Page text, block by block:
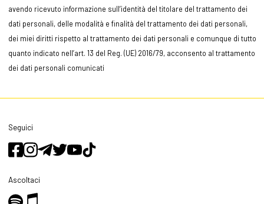
avendo ricevuto informazione sull’identità del titolare del trattamento dei
dati personali, delle modalità e finalità del trattamento dei dati personali,
dei miei diritti rispetto al trattamento dei dati personali e comunque di tutto
quanto indicato nell’art. 13 del Reg. (UE) 2016/79, acconsento al trattamento
dei dati personali comunicati
Seguici
Ascoltaci